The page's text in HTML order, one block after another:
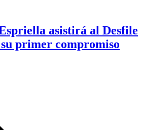
asistirá al Desfile
primer compromiso